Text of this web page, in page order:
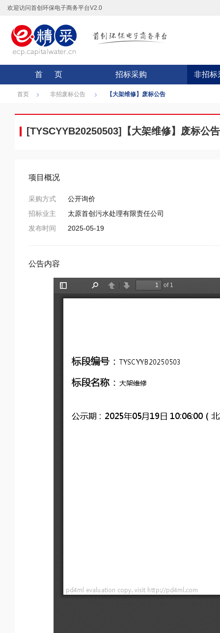
欢迎访问首创环保电子商务平台V2.0
首 页 招标采购 非招标
首页 非招废标公告 【大架维修】废标公告
[TYSCYYB20250503]【大架维修】废标公告
项目概况
采购方式
公开询价
招标业主
太原首创污水处理有限责任公司
发布时间
2025-05-19
公告内容